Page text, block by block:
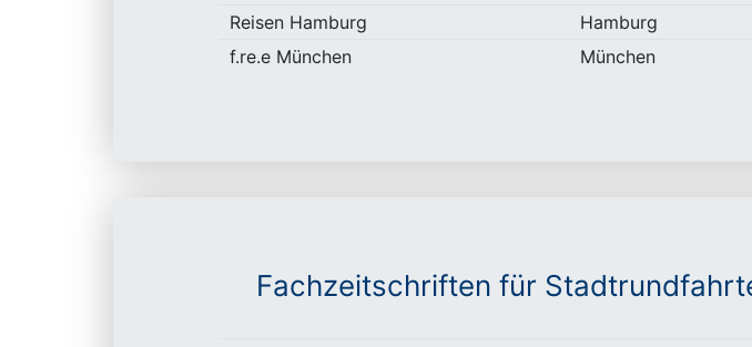
Reisen Hamburg
Hamburg
f.re.e München
München
Fachzeitschriften für